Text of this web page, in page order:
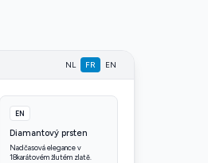
NL FR EN
EN
Diamantový prsten
Nadčasová elegance v
18karátovém žlutém zlatě.